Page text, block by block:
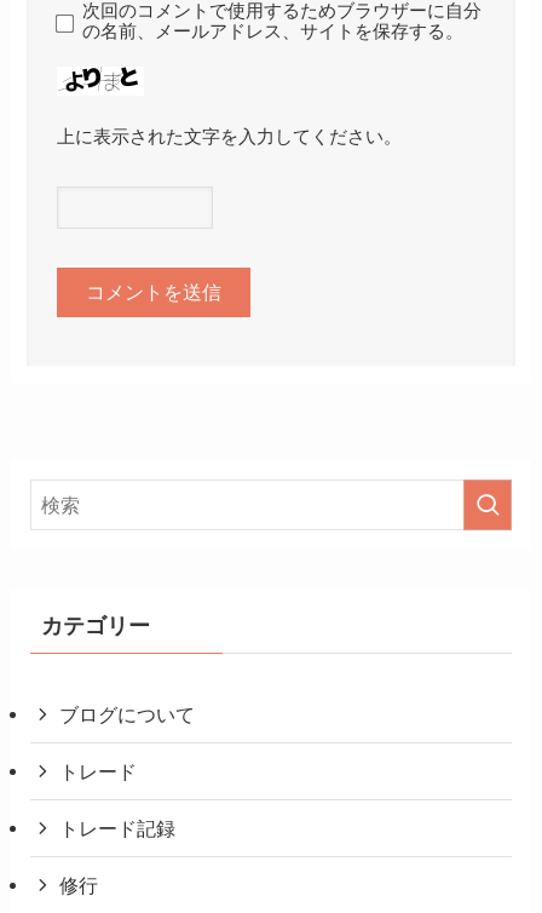
次回のコメントで使用するためブラウザーに自分
の名前、メールアドレス、サイトを保存する。
上に表示された文字を入力してください。
カテゴリー
ブログについて
トレード
トレード記録
修行